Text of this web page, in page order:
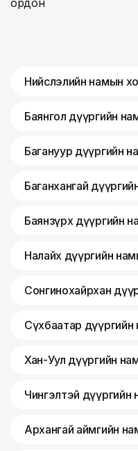
Нийслэлийн намын
Баянгол дүүргийн
Багануур дүүргийн
Баганхангай
Баянзүрх дүүргийн
Налайх дүүргийн
Сонгинохайрхан
Сүхбаатар
Хан-Уул дүүргийн
Чингэлтэй
Архангай аймгийн